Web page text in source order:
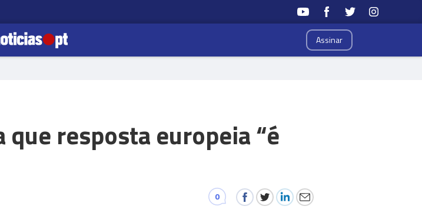
Assinar
resposta europeia “é
0